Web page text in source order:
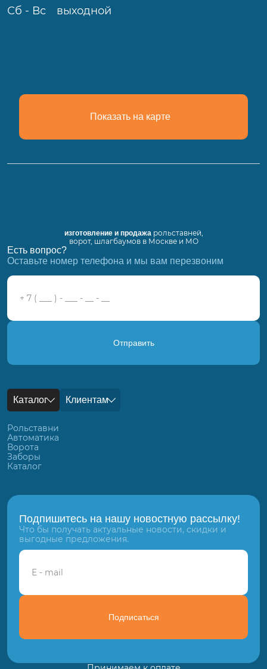
Сб - Вс
выходной
Показать на карте
изготовление и продажарольставней,
ворот, шлагбаумов в Москве и МО
Есть вопрос?
Оставьте номер телефона и мы вам перезвоним
Отправить
Каталог Клиентам
Рольставни
Автоматика
Ворота
Заборы
Каталог
Подпишитесь на нашу новостную рассылку!
Что бы получать актуальные новости, скидки и
выгодные предложения.
Подписаться